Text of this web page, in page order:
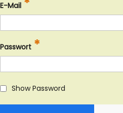
E-Mail
Passwort
Show Password